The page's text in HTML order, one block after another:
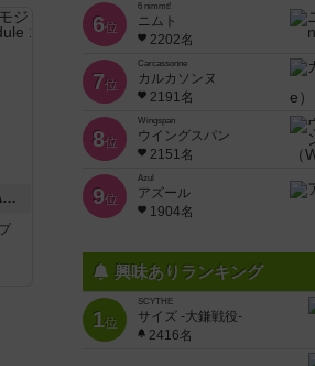
ドゥームド・バタリオンズ：ASLモジュール11
6位
6 nimmt!
ニムト
2202名
7位
Carcassonne
カルカソンヌ
2191名
8位
Wingspan
ウイングスパン
2151名
9位
Azul
アズール
1904名
興味ありランキング
1位
SCYTHE
サイズ -大鎌戦役-
2416名